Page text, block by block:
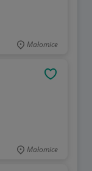
Małomice
Małomice